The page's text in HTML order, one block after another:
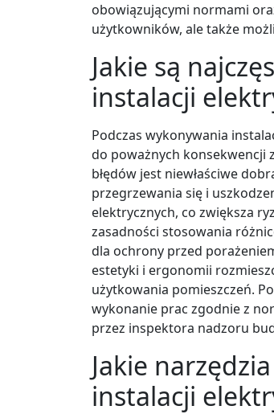
obowiązującymi normami
użytkowników, ale także
Jakie są
instalacji
Podczas wykonywania
do poważnych konsekwencji
błędów jest niewłaściwe
przegrzewania się i
elektrycznych, co zwiększa
zasadności stosowania
dla ochrony przed
estetyki i ergonomii
użytkowania pomieszczeń.
wykonanie prac zgodnie z
przez inspektora nadzoru
Jakie
instalacji